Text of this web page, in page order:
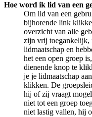
Hoe word ik lid van een
Om lid van een
bijhorende link
overzicht van alle
zijn vrij toegankelijk,
lidmaatschap en
het een open groep
dienende knop te
je je lidmaatschap
klikken. De
hij of zij vraagt
niet tot een groep
niet lastig vallen, hij